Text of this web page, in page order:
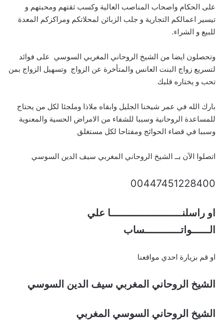
على الحكام واصحاب المناصب العالية وكسب ثقتهم ومحبتهم و
تيسير اعمالكم التجارية و جلب الزبائن لمحلاتكم ومراكزكم المعدة
للبيع و الشراء.
وتحصلون ايضا من الشيخ الروحاني المغربي السوسي على فوائد
لتسريع زواج البنت العانس والمتأخرة عن الزواج وتسهيل الزواج بمن
تحب و يختاره قلبك
بارك الله في عمر شيخنا الجليل وابقاه ملاذا وملجئا لكل من يحتاج
للمساعدة الروحانية وسببا للشفاء من الامراض الحسية والمعنوية
وسببا في قضاء الحوائج ومفتاحا لكل مستغلق
اتصلوا الآن بــ الشيخ الروحاني المغربي سيف الدين السوسي
00447451228400
او راسلنــــــــــــــــــــــــا علي
الــــــواتــــــــــــساب
او قم بزيارة احدي مواقعنا
الشيخ الروحاني المغربي سيف الدين السوسي
الشيخ الروحاني السوسي المغربي